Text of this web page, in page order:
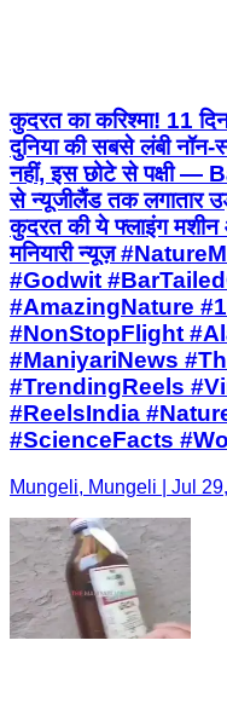
कुदरत का करिश्मा! 11
दुनिया की सबसे लंबी नॉन-
नहीं, इस छोटे से पक्षी —
से न्यूजीलैंड तक लगातार
कुदरत की ये फ्लाइंग
मनियारी न्यूज़
#Godwit
#AmazingNature
#NonStopFlight
#ManiyariNews
#TrendingReels
#ReelsIndia
#ScienceFacts
Mungeli, Mungeli | Jul